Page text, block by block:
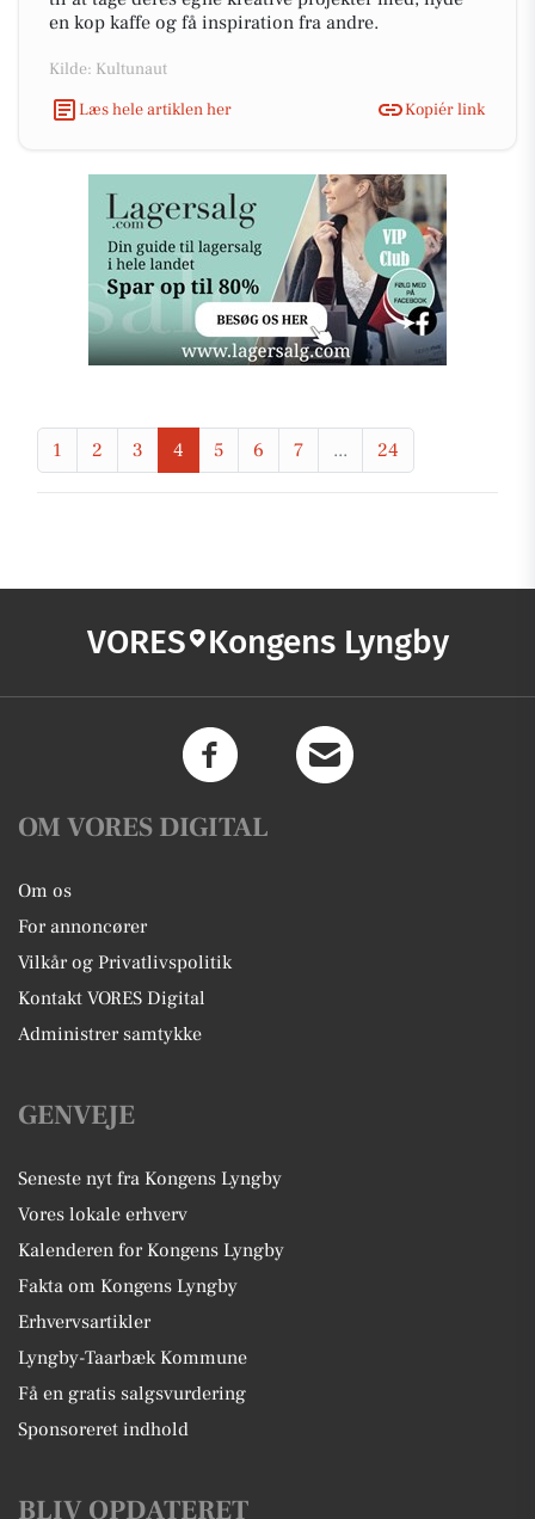
en kop kaffe og få inspiration fra andre.
Kilde: Kultunaut
Læs hele artiklen her
Kopiér link
1 2 3 4 5 6 7 ... 24
VORES Kongens Lyngby
OM VORES DIGITAL
Om os
For annoncører
Vilkår og Privatlivspolitik
Kontakt VORES Digital
Administrer samtykke
GENVEJE
Seneste nyt fra Kongens Lyngby
Vores lokale erhverv
Kalenderen for Kongens Lyngby
Fakta om Kongens Lyngby
Erhvervsartikler
Lyngby-Taarbæk Kommune
Få en gratis salgsvurdering
Sponsoreret indhold
BLIV OPDATERET